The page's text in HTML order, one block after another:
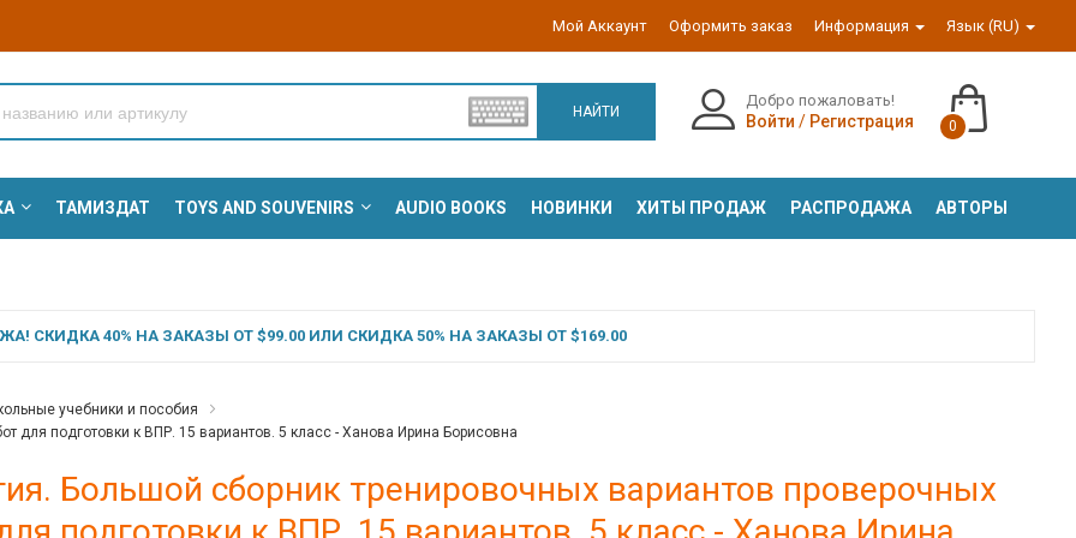
Мой Аккаунт Оформить заказ Информация Язык (RU)
НАЙТИ
Добро пожаловать!
Войти / Регистрация 0
ТАМИЗДАТ TOYS AND SOUVENIRS AUDIO BOOKS НОВИНКИ ХИТЫ ПРОДАЖ РАСПРОДАЖА АВТОРЫ
СКИДКА 40% НА ЗАКАЗЫ ОТ $99.00 ИЛИ СКИДКА 50% НА ЗАКАЗЫ ОТ $169.00
учебники и пособия
для подготовки к ВПР. 15 вариантов. 5 класс - Ханова Ирина Борисовна
Большой сборник тренировочных вариантов проверочных